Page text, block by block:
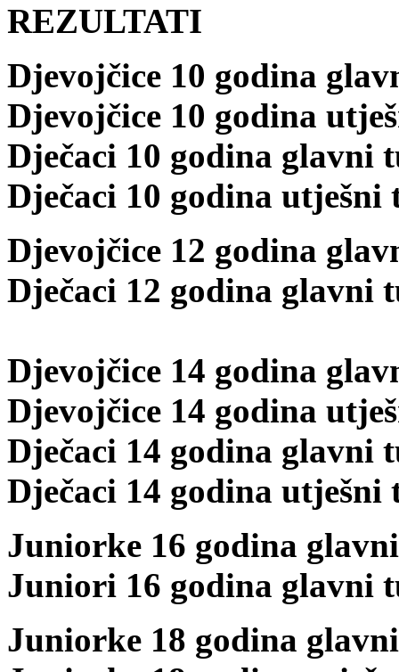
REZULTATI
Djevojčice 10 godina
Djevojčice 10 godina
Dječaci 10 godina glavni
Dječaci 10 godina
Djevojčice 12 godina
Dječaci 12 godina glavni
Djevojčice 14 godina
Djevojčice 14 godina
Dječaci 14 godina glavni
Dječaci 14 godina
Juniorke 16 godina
Juniori 16 godina glavni
Juniorke 18 godina